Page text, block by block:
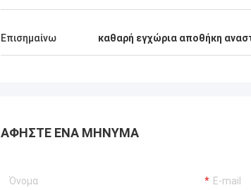
Επισημαίνω καθαρή εγχώρια αποθήκη
ΑΦΉΣΤΕ ΈΝΑ ΜΉΝΥΜΑ